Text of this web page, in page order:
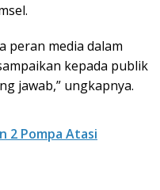
peran media dalam
kepada publik
jawab,” ungkapnya.
2 Pompa Atasi